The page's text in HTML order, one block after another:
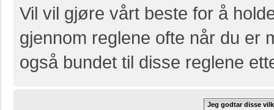
Vil vil gjøre vårt beste for å
gjennom reglene ofte når du er
også bundet til disse reglene